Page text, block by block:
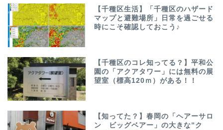
【千種区生活】「千種区のハザード
マップと避難場所」日常を過ごせる
時にこそ確認しておこう♪
【千種区のコレ知ってる？】平和公
園の「アクアタワー」には無料の展
望室（標高120ｍ）がある！！
【知ってた？】春岡の「ヘアーサロ
ン ビッグベアー」の大きな”ク